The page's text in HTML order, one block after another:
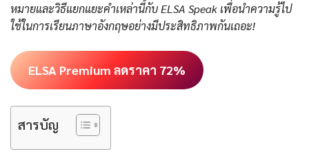
หมายและวิธีแยกแยะคำเหล่านี้กับ ELSA Speak เพื่อนำความรู้ไป
ใช้ในการเรียนภาษาอังกฤษอย่างมีประสิทธิภาพกันเถอะ!
ELSA Premium ลดราคา 72%
สารบัญ